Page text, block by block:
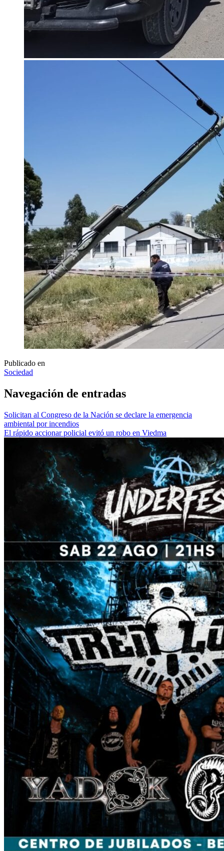
Publicado en
Sociedad
Navegación de entradas
Solicitan al Congreso de la Nación se declare la emergencia
ambiental por incendios
El rápido accionar policial evitó un robo en Viedma